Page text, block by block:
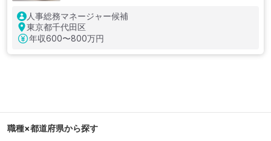
人事総務マネージャー候補
東京都千代田区
年収600〜800万円
職種×都道府県から探す